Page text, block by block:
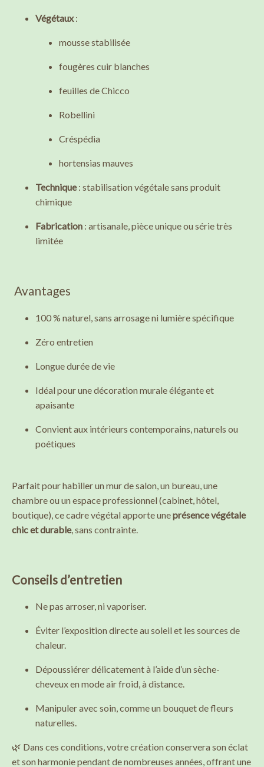
Végétaux:
mousse stabilisée
fougères cuir blanches
feuilles de Chicco
Robellini
Créspédia
hortensias mauves
Technique: stabilisation végétale sans produit
chimique
Fabrication : artisanale, pièce unique ou série très
limitée
Avantages
100 % naturel, sans arrosage ni lumière spécifique
Zéro entretien
Longue durée de vie
Idéal pour une décoration murale élégante et
apaisante
Convient aux intérieurs contemporains, naturels ou
poétiques
Parfait pour habiller un mur de salon, un bureau, une
chambre ou un espace professionnel (cabinet, hôtel,
boutique), ce cadre végétal apporte uneprésence végétale
chic et durable, sans contrainte.
Conseils d’entretien
Ne pas arroser, ni vaporiser.
Éviter l’exposition directe au soleil et les sources de
chaleur.
Dépoussiérer délicatement à l’aide d’un sèche-
cheveux en mode air froid, à distance.
Manipuler avec soin, comme un bouquet de fleurs
naturelles.
🌿 Dans ces conditions, votre création conservera son éclat
et son harmonie pendant de nombreuses années, offrant une